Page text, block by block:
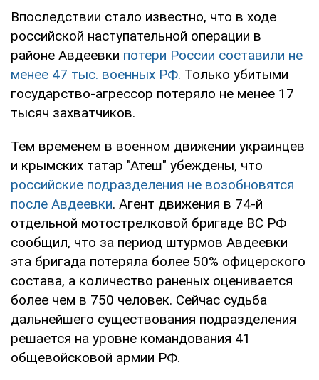
Впоследствии стало известно, что в ходе
российской наступательной операции в
районе Авдеевки потери России составили не
менее 47 тыс. военных РФ. Только убитыми
государство-агрессор потеряло не менее 17
тысяч захватчиков.
Тем временем в военном движении украинцев
и крымских татар "Атеш" убеждены, что
российские подразделения не возобновятся
после Авдеевки. Агент движения в 74-й
отдельной мотострелковой бригаде ВС РФ
сообщил, что за период штурмов Авдеевки
эта бригада потеряла более 50% офицерского
состава, а количество раненых оценивается
более чем в 750 человек. Сейчас судьба
дальнейшего существования подразделения
решается на уровне командования 41
общевойсковой армии РФ.